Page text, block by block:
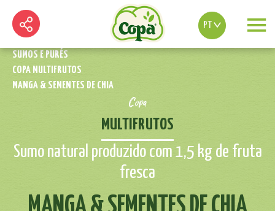
PT
SUMOS E PURÉS
COPA MULTIFRUTOS
MANGA & SEMENTES DE CHIA
Copa
MULTIFRUTOS
Sumo natural produzido com 1,5 kg de fruta
fresca